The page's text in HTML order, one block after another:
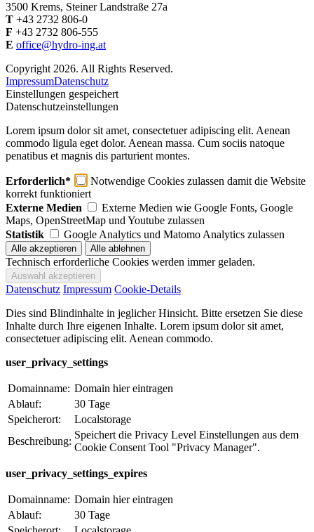
3500 Krems, Steiner Landstraße 27a
T +43 2732 806-0
F +43 2732 806-555
E office@hydro-ing.at
Copyright 2026. All Rights Reserved.
ImpressumDatenschutz
Einstellungen gespeichert
Datenschutzeinstellungen
Lorem ipsum dolor sit amet, consectetuer adipiscing elit. Aenean
commodo ligula eget dolor. Aenean massa. Cum sociis natoque
penatibus et magnis dis parturient montes.
Erforderlich*
Notwendige Cookies zulassen damit die Website
korrekt funktioniert
Externe Medien
Externe Medien wie Google Fonts, Google
Maps, OpenStreetMap und Youtube zulassen
Statistik
Google Analytics und Matomo Analytics zulassen
Technisch erforderliche Cookies werden immer geladen.
Datenschutz Impressum Cookie-Details
Dies sind Blindinhalte in jeglicher Hinsicht. Bitte ersetzen Sie diese
Inhalte durch Ihre eigenen Inhalte. Lorem ipsum dolor sit amet,
consectetuer adipiscing elit. Aenean commodo.
user_privacy_settings
Domainname: Domain hier eintragen
Ablauf:
30 Tage
Speicherort:
Localstorage
Beschreibung:
Speichert die Privacy Level Einstellungen aus dem
Cookie Consent Tool "Privacy Manager".
user_privacy_settings_expires
Domainname: Domain hier eintragen
Ablauf:
30 Tage